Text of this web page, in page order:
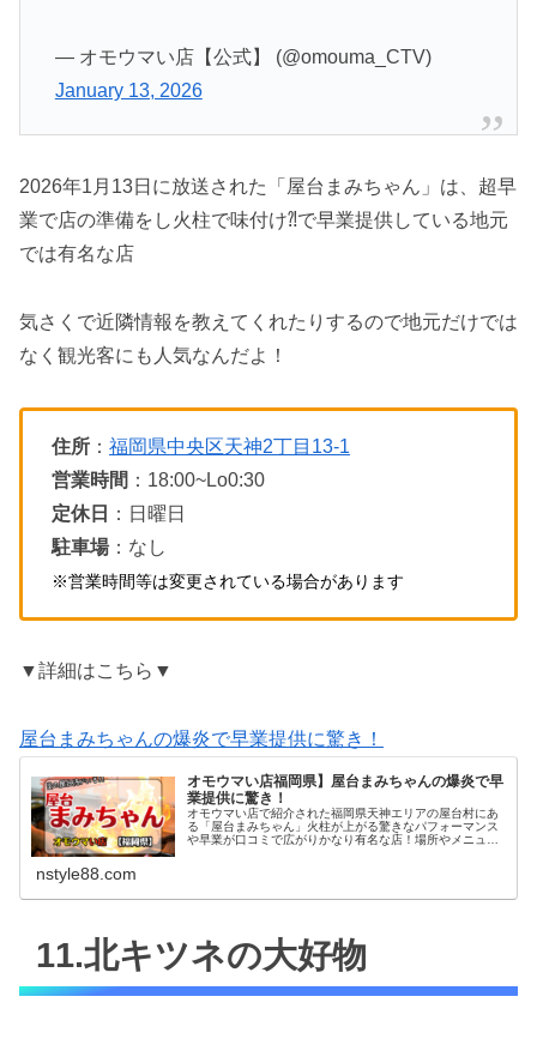
— オモウマい店【公式】 (@omouma_CTV)
January 13, 2026
2026年1月13日に放送された「屋台まみちゃん」は、超早
業で店の準備をし火柱で味付け⁈で早業提供している地元
では有名な店
気さくで近隣情報を教えてくれたりするので地元だけでは
なく観光客にも人気なんだよ！
住所 ： 福岡県中央区天神2丁目13-1
営業時間 ：18:00~Lo0:30
定休日
：日曜日
駐車場：なし
※営業時間等は変更されている場合があります
▼詳細はこちら▼
屋台まみちゃんの爆炎で早業提供に驚き！
オモウマい店福岡県】屋台まみちゃんの爆炎で早
業提供に驚き！
オモウマい店で紹介された福岡県天神エリアの屋台村にあ
る「屋台まみちゃん」火柱が上がる驚きなパフォーマンス
や早業が口コミで広がりかなり有名な店！場所やメニュー
nstyle88.com
11.北キツネの大好物